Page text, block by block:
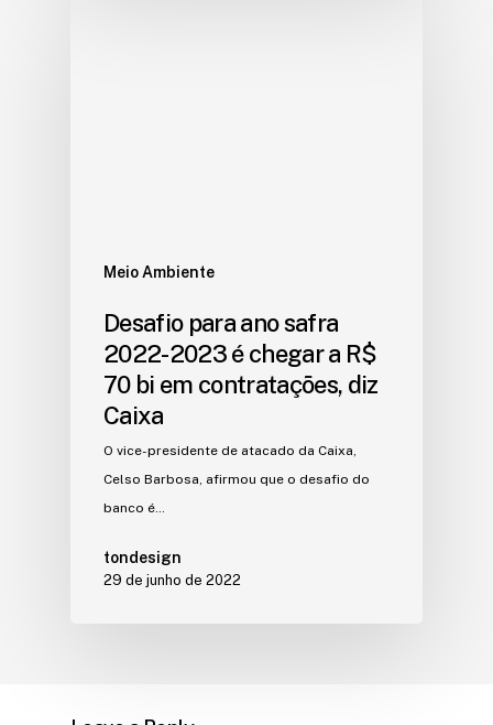
Meio Ambiente
Desafio para ano safra
2022-2023 é chegar a R$
70 bi em contratações, diz
Caixa
O vice-presidente de atacado da Caixa,
Celso Barbosa, afirmou que o desafio do
banco é…
tondesign
29 de junho de 2022